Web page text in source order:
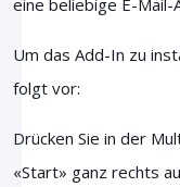
Um das Add-In zu
folgt vor:
Drücken Sie in der
«Start» ganz rechts